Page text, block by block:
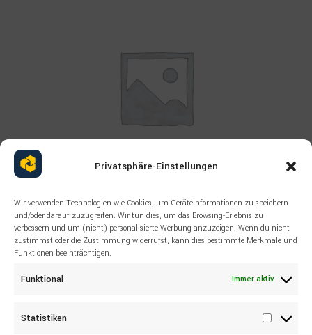
Privatsphäre-Einstellungen
Wir verwenden Technologien wie Cookies, um Geräteinformationen zu speichern
und/oder darauf zuzugreifen. Wir tun dies, um das Browsing-Erlebnis zu
verbessern und um (nicht) personalisierte Werbung anzuzeigen. Wenn du nicht
zustimmst oder die Zustimmung widerrufst, kann dies bestimmte Merkmale und
Funktionen beeinträchtigen.
Funktional Immer aktiv
Statistiken
Read more
INTAKE SANDVIK
56212549 Pipe